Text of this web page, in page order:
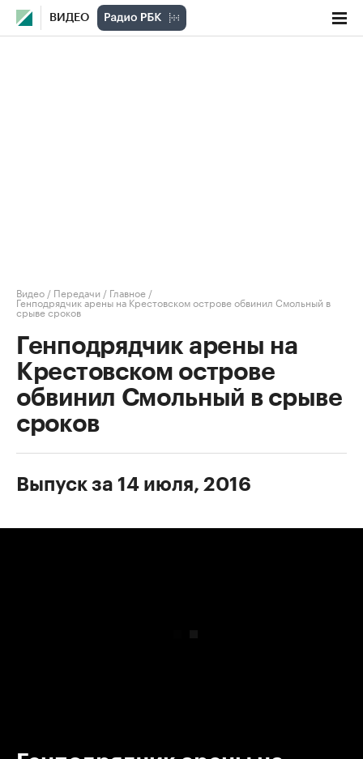
ВИДЕО
Видео / Передачи / Главное /
Генподрядчик арены на Крестовском острове обвинил Смольный в
срыве сроков
Генподрядчик арены на
Крестовском острове
обвинил Смольный в срыве
сроков
Выпуск за 14 июля, 2016